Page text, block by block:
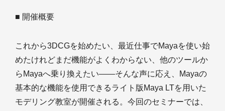
■ 開催概要
これから3DCGを始めたい、最近仕事でMayaを使い始
めたけれどまだ機能がよくわからない、他のツールか
らMayaへ乗り換えたい――そんな声に応え、Mayaの
基本的な機能を使用できるライト版Maya LTを用いた
モデリング教室が開催される。今回のセミナーでは、